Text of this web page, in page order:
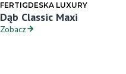
FERTIGDESKA LUXURY
Dąb Classic Maxi
Zobacz